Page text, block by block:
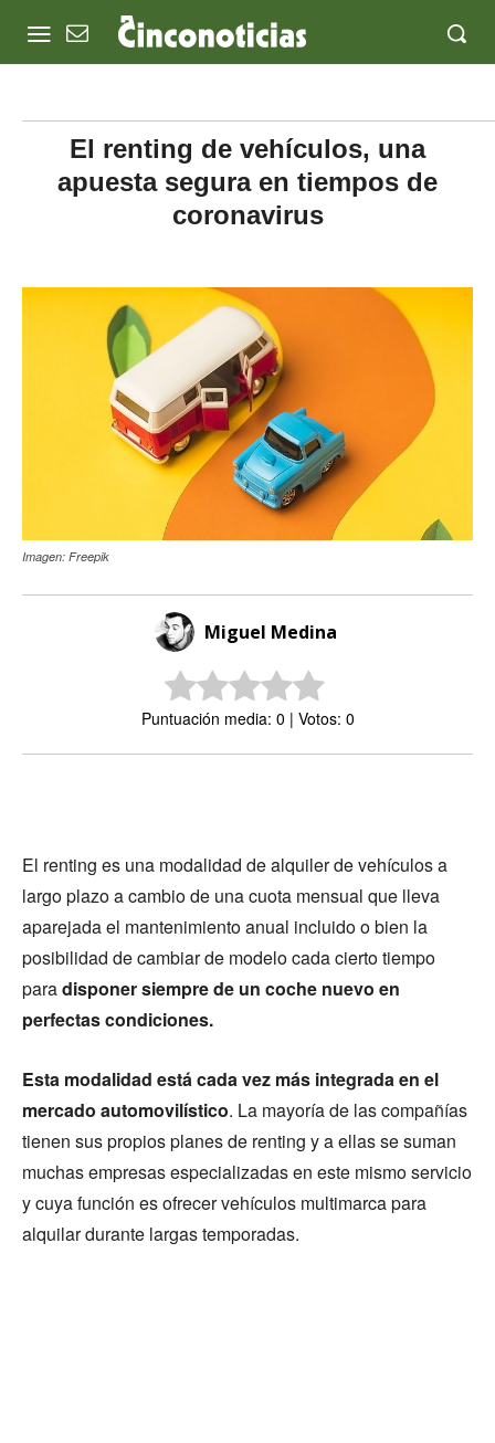
El renting de vehículos, una
apuesta segura en tiempos de
coronavirus
Imagen: Freepik
Miguel Medina
Puntuación media: 0 | Votos: 0
El renting es una modalidad de alquiler de vehículos a
largo plazo a cambio de una cuota mensual que lleva
aparejada el mantenimiento anual incluido o bien la
posibilidad de cambiar de modelo cada cierto tiempo
paradisponer siempre de un coche nuevo en
perfectas condiciones.
Esta modalidad está cada vez más integrada en el
mercado automovilístico. La mayoría de las compañías
tienen sus propios planes de renting y a ellas se suman
muchas empresas especializadas en este mismo servicio
y cuya función es ofrecer vehículos multimarca para
alquilar durante largas temporadas.